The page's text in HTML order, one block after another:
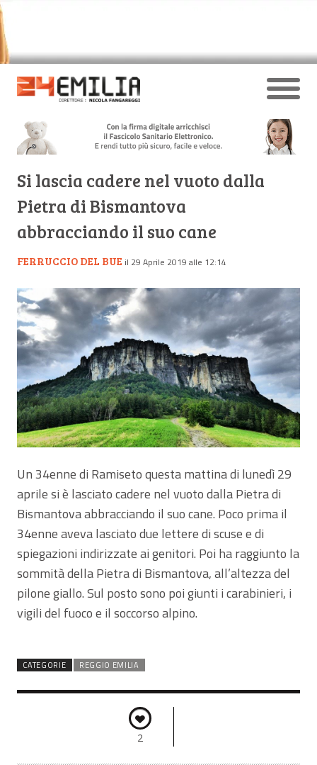
Si lascia cadere nel vuoto dalla
Pietra di Bismantova
abbracciando il suo cane
FERRUCCIO DEL BUE il 29 Aprile 2019 alle 12:14
Un 34enne di Ramiseto questa mattina di lunedì 29
aprile si è lasciato cadere nel vuoto dalla Pietra di
Bismantova abbracciando il suo cane. Poco prima il
34enne aveva lasciato due lettere di scuse e di
spiegazioni indirizzate ai genitori. Poi ha raggiunto la
sommità della Pietra di Bismantova, all’altezza del
pilone giallo. Sul posto sono poi giunti i carabinieri, i
vigili del fuoco e il soccorso alpino.
CATEGORIE REGGIO EMILIA
2